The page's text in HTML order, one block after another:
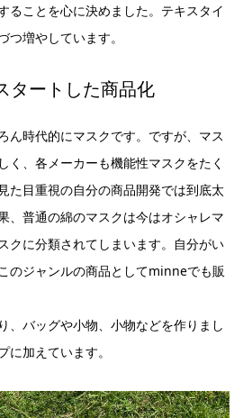
ることを心に決めました。テキスタイ
つ増やしています。
タートした商品化
ん時代的にマスクです。ですが、マス
く、各メーカーも機能性マスクをたく
た目重視の自分の商品開発では到底太
、普通の綿のマスクは今はオシャレマ
クに分類されてしまいます。自分がい
のジャンルの商品としてminneでも販
、バッグや小物、小物などを作りまし
に加えています。